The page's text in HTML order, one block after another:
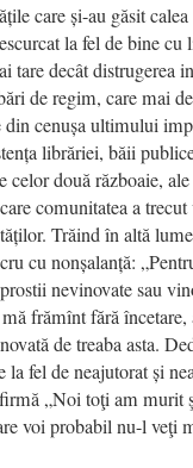
care și-au găsit
la fel de bine cu
tare decât distrugerea
de regim, care mai
din cenușa ultimului
librăriei, băii
două războaie,
comunitatea a
Trăind în altă
cu nonșalanță:
nevinovate sau
frămînt fără
de treaba asta.
la fel de neajutorat și
„Noi toţi am
voi probabil nu-l veţi